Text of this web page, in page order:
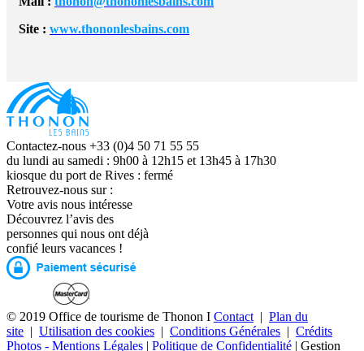
Site : www.thononlesbains.com
Contactez-nous +33 (0)4 50 71 55 55
du lundi au samedi : 9h00 à 12h15 et 13h45 à 17h30
kiosque du port de Rives : fermé
Retrouvez-nous sur :
Votre avis nous intéresse
Découvrez l’avis des
personnes qui nous ont déjà
confié leurs vacances !
© 2019 Office de tourisme de Thonon I Contact | Plan du
site | Utilisation des cookies | Conditions Générales | Crédits
Photos - Mentions Légales | Politique de Confidentialité | Gestion